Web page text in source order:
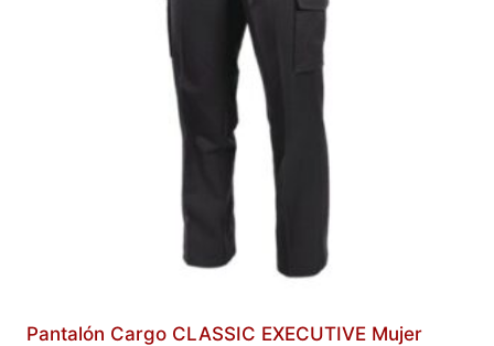
Pantalón Cargo CLASSIC EXECUTIVE Mujer